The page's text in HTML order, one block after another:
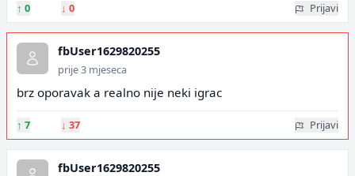
↑ 0 ↓ 0 Prijavi
fbUser1629820255
prije 3 mjeseca
brz oporavak a realno nije neki igrac
↑ 7 ↓ 37 Prijavi
fbUser1629820255